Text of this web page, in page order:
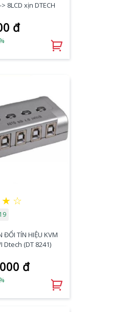
8LCD xịn DTECH
đ
★ ☆
ĐỔI TÍN HIỆU KVM
Dtech (DT 8241)
đ